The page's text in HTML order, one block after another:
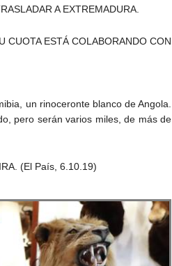
A EXTREMADURA.
CUOTA ESTÁ COLABORANDO CON
un rinoceronte blanco de Angola.
pero serán varios miles, de más de
(El País, 6.10.19)